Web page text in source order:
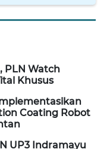
PLN Watch
Khusus
Coating Robot
UP3 Indramayu